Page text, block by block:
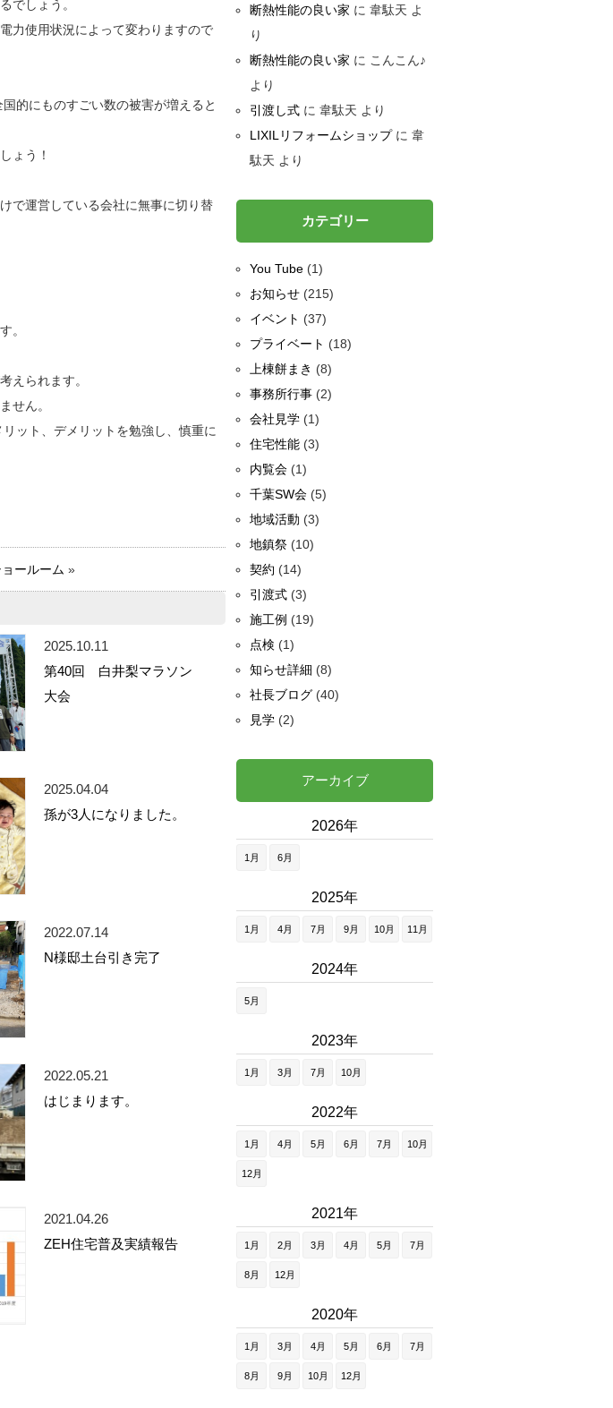
でしょう。
力使用状況によって変わりますので
的にものすごい数の被害が増えると
ょう！
で運営している会社に無事に切り替
。
えられます。
せん。
ット、デメリットを勉強し、慎重に
ールーム »
2025.10.11
第40回 白井梨マラソン
大会
2025.04.04
孫が3人になりました。
2022.07.14
N様邸土台引き完了
2022.05.21
はじまります。
2021.04.26
ZEH住宅普及実績報告
断熱性能の良い家 に 韋駄天 よ
り
断熱性能の良い家 に こんこん♪
より
引渡し式 に 韋駄天 より
LIXILリフォームショップに 韋
駄天 より
カテゴリー
You Tube (1)
お知らせ (215)
イベント (37)
プライベート (18)
上棟餅まき (8)
事務所行事 (2)
会社見学 (1)
住宅性能 (3)
内覧会 (1)
千葉SW会 (5)
地域活動 (3)
地鎮祭 (10)
契約 (14)
引渡式 (3)
施工例 (19)
点検 (1)
知らせ詳細 (8)
社長ブログ (40)
見学 (2)
アーカイブ
2026年
1月 6月
2025年
1月 4月 7月 9月 10月 11月
2024年
5月
2023年
1月 3月 7月 10月
2022年
1月 4月 5月 6月 7月 10月
12月
2021年
1月 2月 3月 4月 5月 7月
8月 12月
2020年
1月 3月 4月 5月 6月 7月
8月 9月 10月 12月